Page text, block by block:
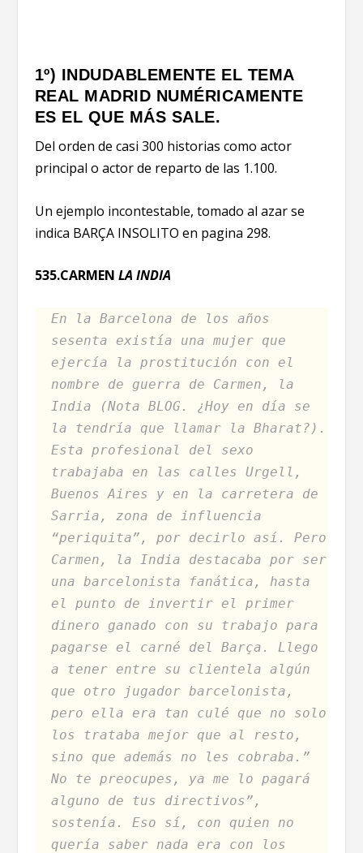
1º) INDUDABLEMENTE EL TEMA
REAL MADRID NUMÉRICAMENTE
ES EL QUE MÁS SALE.
Del orden de casi 300 historias como actor
principal o actor de reparto de las 1.100.
Un ejemplo incontestable, tomado al azar se
indica BARÇA INSOLITO en pagina 298.
535.CARMEN LA INDIA
En la Barcelona de los años
sesenta existía una mujer que
ejercía la prostitución con el
nombre de guerra de Carmen, la
India (Nota BLOG. ¿Hoy en día se
la tendría que llamar la Bharat?).
Esta profesional del sexo
trabajaba en las calles Urgell,
Buenos Aires y en la carretera de
Sarria, zona de influencia
“periquita”, por decirlo así. Pero
Carmen, la India destacaba por ser
una barcelonista fanática, hasta
el punto de invertir el primer
dinero ganado con su trabajo para
pagarse el carné del Barça. Llego
a tener entre su clientela algún
que otro jugador barcelonista,
pero ella era tan culé que no solo
los trataba mejor que al resto,
sino que además no les cobraba.”
No te preocupes, ya me lo pagará
alguno de tus directivos”,
sostenía. Eso sí, con quien no
quería saber nada era con los